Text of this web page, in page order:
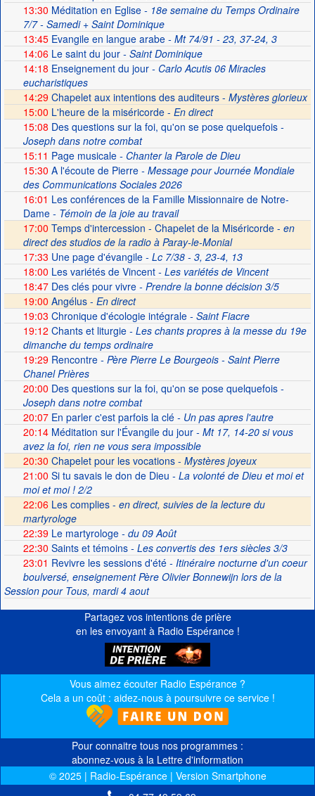
13:30 Méditation en Eglise- 18e semaine du Temps Ordinaire
7/7 - Samedi + Saint Dominique
13:45Evangile en langue arabe- Mt 74/91 - 23, 37-24, 3
14:06Le saint du jour- Saint Dominique
14:18 Enseignement du jour- Carlo Acutis 06 Miracles
eucharistiques
14:29 Chapelet aux intentions des auditeurs - Mystères glorieux
15:00 L'heure de la miséricorde - En direct
15:08 Des questions sur la foi, qu'on se pose quelquefois-
Joseph dans notre combat
15:11 Page musicale- Chanter la Parole de Dieu
15:30 A l'écoute de Pierre- Message pour Journée Mondiale
des Communications Sociales 2026
16:01 Les conférences de la Famille Missionnaire de Notre-
Dame- Témoin de la joie au travail
17:00 Temps d'intercession - Chapelet de la Miséricorde - en
direct des studios de la radio à Paray-le-Monial
17:33 Une page d'évangile- Lc 7/38 - 3, 23-4, 13
18:00 Les variétés de Vincent- Les variétés de Vincent
18:47Des clés pour vivre- Prendre la bonne décision 3/5
19:00 Angélus - En direct
19:03 Chronique d'écologie intégrale- Saint Fiacre
19:12 Chants et liturgie- Les chants propres à la messe du 19e
dimanche du temps ordinaire
19:29Rencontre- Père Pierre Le Bourgeois - Saint Pierre
Chanel Prières
20:00 Des questions sur la foi, qu'on se pose quelquefois-
Joseph dans notre combat
20:07En parler c'est parfois la clé- Un pas apres l'autre
20:14Méditation sur l'Évangile du jour- Mt 17, 14-20 si vous
avez la foi, rien ne vous sera impossible
20:30 Chapelet pour les vocations - Mystères joyeux
21:00 Si tu savais le don de Dieu - La volonté de Dieu et moi et
moi et moi ! 2/2
22:06 Les complies - en direct, suivies de la lecture du
martyrologe
22:39Le martyrologe- du 09 Août
22:30 Saints et témoins- Les convertis des 1ers siècles 3/3
23:01 Revivre les sessions d'été- Itinéraire nocturne d'un coeur
boulversé, enseignement Père Olivier Bonnewijn lors de la
Session pour Tous, mardi 4 aout
Partagez vos intentions de prière
en les envoyant à Radio Espérance !
Vous aimez écouter Radio Espérance ?
Cela a un coût : aidez-nous à poursuivre ce service !
Pour connaitre tous nos programmes :
abonnez-vous à la Lettre d'information
© 2025 | Radio-Espérance | Version Smartphone